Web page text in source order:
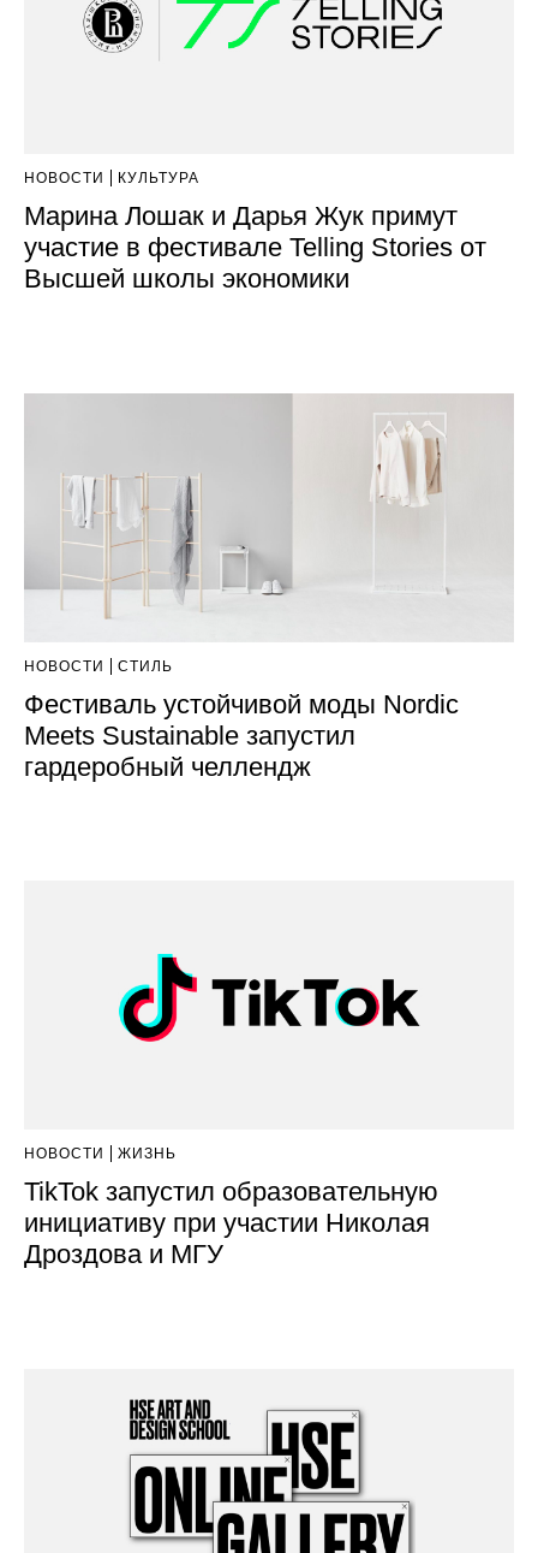
НОВОСТИ КУЛЬТУРА
Марина Лошак и Дарья Жук примут
участие в фестивале Telling Stories от
Высшей школы экономики
НОВОСТИ СТИЛЬ
Фестиваль устойчивой моды Nordic
Meets Sustainable запустил
гардеробный челлендж
НОВОСТИ ЖИЗНЬ
TikTok запустил образовательную
инициативу при участии Николая
Дроздова и МГУ